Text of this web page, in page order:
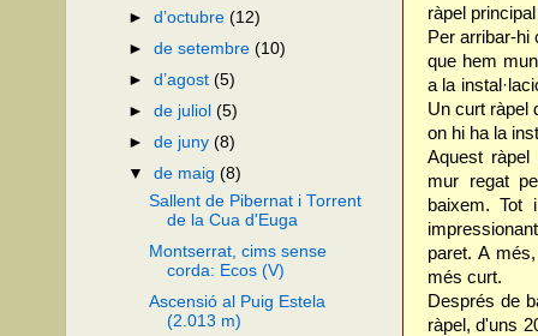
ràpel
Per arribar-hi
que hem
a la
Un curt ràpel
on hi ha la
Aquest ràpel
mur regat
baixem. Tot
paret. A
més curt.
Després de
ràpel, d'uns
►d’octubre(12)
►de setembre(10)
►d’agost(5)
►de juliol(5)
►de juny(8)
▼de maig(8)
Sallent de Pibernat i Torrent
de la Cua d'Euga
Montserrat, cims sense
corda: Ecos (V)
Ascensió al Puig Estela
(2.013 m)